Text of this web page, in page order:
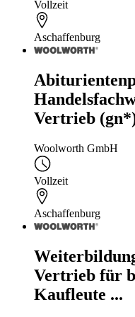
Vollzeit
Aschaffenburg
Vertrieb
Woolworth GmbH
Vollzeit
Aschaffenburg
Vertrieb für
Kaufleute ...